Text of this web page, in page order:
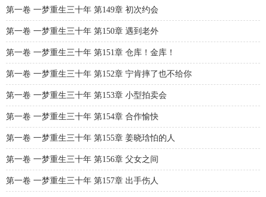
第一卷 一梦重生三十年 第149章 初次约会
第一卷 一梦重生三十年 第150章 遇到老外
第一卷 一梦重生三十年 第151章 仓库！金库！
第一卷 一梦重生三十年 第152章 宁肯摔了也不给你
第一卷 一梦重生三十年 第153章 小型拍卖会
第一卷 一梦重生三十年 第154章 合作愉快
第一卷 一梦重生三十年 第155章 姜晓琀怕的人
第一卷 一梦重生三十年 第156章 父女之间
第一卷 一梦重生三十年 第157章 出手伤人